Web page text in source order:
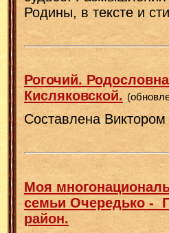
Родины, в тексте и
Рогочий.
Кисляковской.
Составлена
Моя
семьи Очередько -
район.